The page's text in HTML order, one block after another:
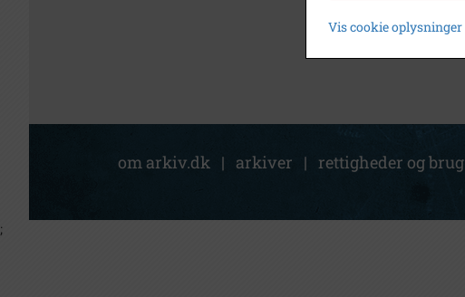
om arkiv.dk | arkiver | rettigheder og brug
Vis cookie oplysninger
;